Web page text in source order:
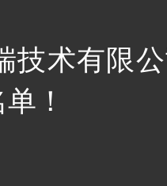
技术有限
！